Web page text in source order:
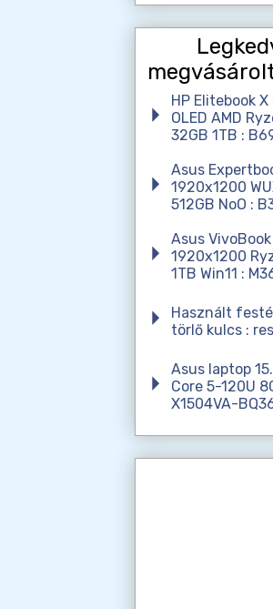
HP Elitebook
OLED AMD
32GB 1TB :
Asus
1920x1200
512GB NoO :
Asus
1920x1200
1TB Win11 :
Használt
törlő kulcs :
Asus laptop
Core 5-120U
X1504VA-